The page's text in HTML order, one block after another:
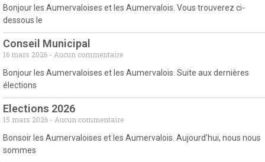
Bonjour les Aumervaloises et les Aumervalois. Vous trouverez ci-
dessous le
Conseil Municipal
16 mars 2026
Aucun commentaire
Bonjour les Aumervaloises et les Aumervalois. Suite aux dernières
élections
Elections 2026
15 mars 2026
Aucun commentaire
Bonsoir les Aumervaloises et les Aumervalois. Aujourd’hui, nous nous
sommes